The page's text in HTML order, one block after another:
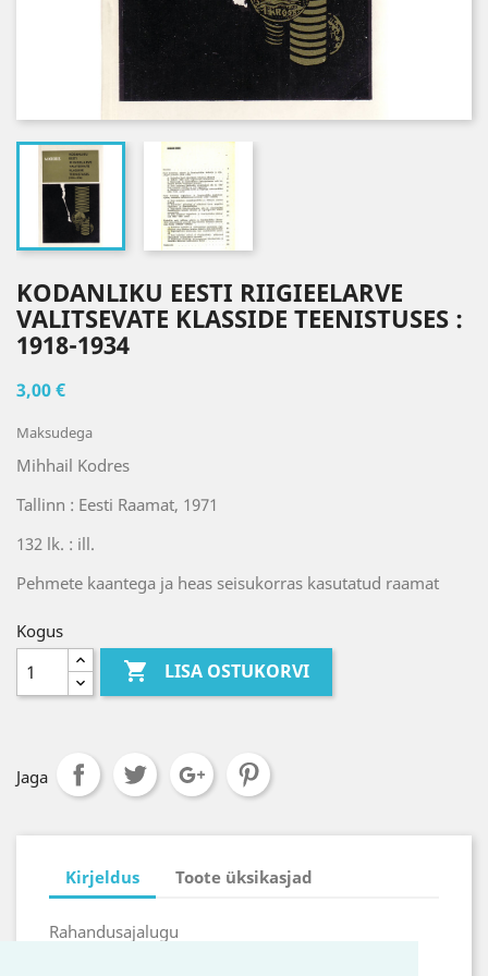
KODANLIKU EESTI RIIGIEELARVE
VALITSEVATE KLASSIDE TEENISTUSES :
1918-1934
3,00 €
Maksudega
Mihhail Kodres
Tallinn : Eesti Raamat, 1971
132 lk. : ill.
Pehmete kaantega ja heas seisukorras kasutatud raamat
Kogus
 LISA OSTUKORVI
Jaga
Kirjeldus Toote üksikasjad
Rahandusajalugu